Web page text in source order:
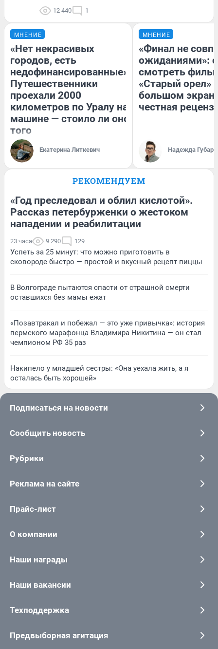
12 440 1
МНЕНИЕ
«Нет некрасивых
городов, есть
недофинансированные».
Путешественники
проехали 2000
километров по Уралу на
машине — стоило ли оно
того
Екатерина Литкевич
МНЕНИЕ
«Финал не
ожиданиями»:
смотреть
«Старый орел»
большом
честная
Надежда Губарь
РЕКОМЕНДУЕМ
«Год преследовал и облил кислотой».
Рассказ петербурженки о жестоком
нападении и реабилитации
23 часа 9 290 129
Успеть за 25 минут: что можно приготовить в
сковороде быстро — простой и вкусный рецепт пиццы
В Волгограде пытаются спасти от страшной смерти
оставшихся без мамы ежат
«Позавтракал и побежал — это уже привычка»: история
пермского марафонца Владимира Никитина — он стал
чемпионом РФ 35 раз
Накипело у младшей сестры: «Она уехала жить, а я
осталась быть хорошей»
Подписаться на новости
Сообщить новость
Рубрики
Реклама на сайте
Прайс-лист
О компании
Наши награды
Наши вакансии
Техподдержка
Предвыборная агитация